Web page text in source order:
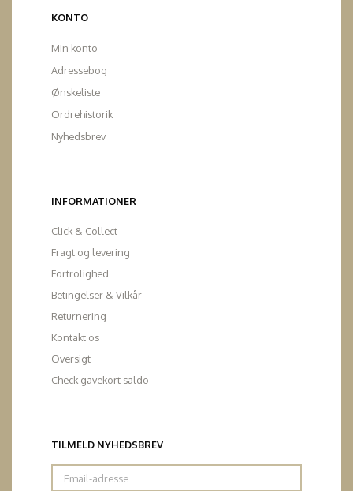
KONTO
Min konto
Adressebog
Ønskeliste
Ordrehistorik
Nyhedsbrev
INFORMATIONER
Click & Collect
Fragt og levering
Fortrolighed
Betingelser & Vilkår
Returnering
Kontakt os
Oversigt
Check gavekort saldo
TILMELD NYHEDSBREV
Email-
adresse